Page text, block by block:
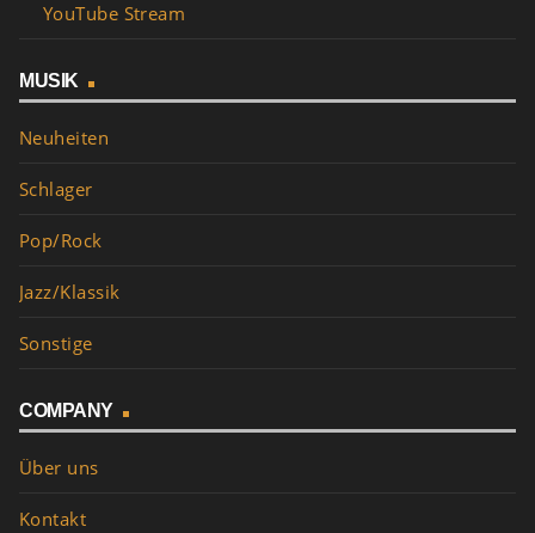
YouTube Stream
MUSIK
Neuheiten
Schlager
Pop/Rock
Jazz/Klassik
Sonstige
COMPANY
Über uns
Kontakt